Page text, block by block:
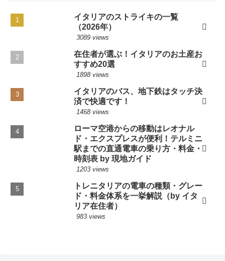
イタリアのストライキの一覧
（2026年）
3089 views
在住者が選ぶ！イタリアのお土産お
すすめ20選
1898 views
イタリアのバス、地下鉄はタッチ決
済で快適です！
1468 views
ローマ空港からの移動はレオナル
ド・エクスプレスが便利！テルミニ
駅までの直通電車の乗り方・料金・
時刻表 by 現地ガイド
1203 views
トレニタリアの電車の種類・グレー
ド・料金体系を一挙解説（by イタ
リア在住者）
983 views